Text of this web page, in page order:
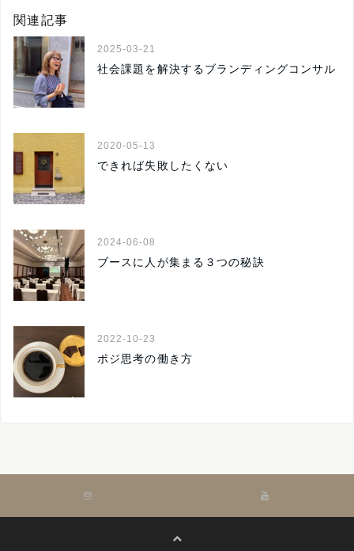
関連記事
2025-03-21
社会課題を解決するブランディングコンサル
2020-05-13
できれば失敗したくない
2024-06-08
ブースに人が集まる３つの秘訣
2022-10-23
ポジ思考の働き方